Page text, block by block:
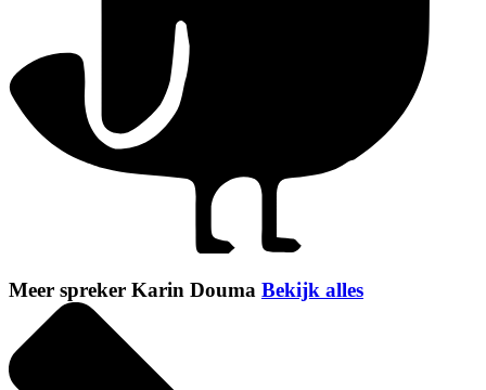
Meer spreker Karin Douma Bekijk alles